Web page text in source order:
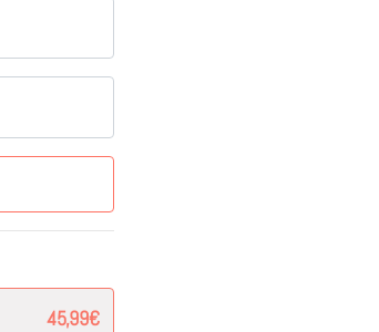
45,99€